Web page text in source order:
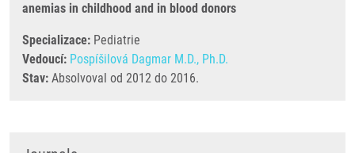
anemias in childhood and in blood donors
Specializace: Pediatrie
Vedoucí: Pospíšilová Dagmar M.D., Ph.D.
Stav: Absolvoval od 2012 do 2016.